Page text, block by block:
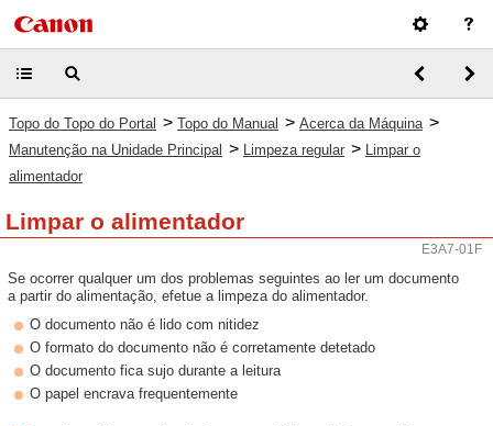
Topo do Topo do Portal > Topo do Manual > Acerca da Máquina >
Manutenção na Unidade Principal > Limpeza regular > Limpar o
alimentador
Limpar o alimentador
E3A7-01F
Se ocorrer qualquer um dos problemas seguintes ao ler um documento
a partir do alimentação, efetue a limpeza do alimentador.
O documento não é lido com nitidez
O formato do documento não é corretamente detetado
O documento fica sujo durante a leitura
O papel encrava frequentemente